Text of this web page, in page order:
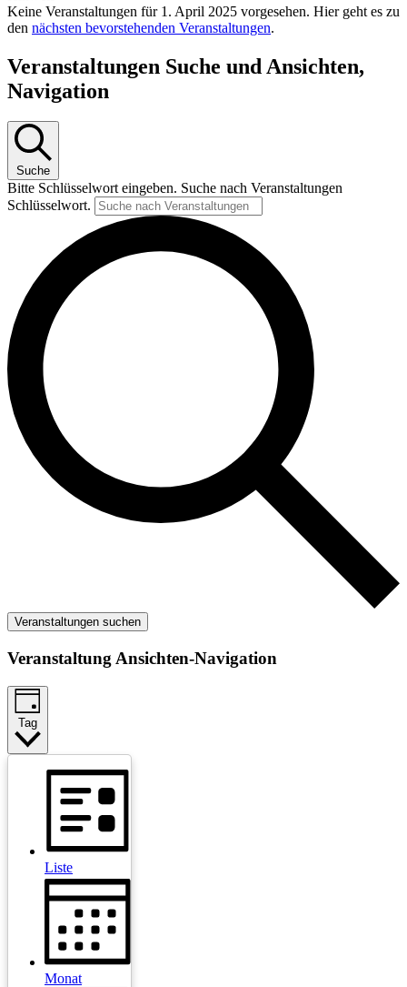
Keine Veranstaltungen für 1. April 2025 vorgesehen. Hier geht es zu
den nächsten bevorstehenden Veranstaltungen.
Veranstaltungen Suche und Ansichten,
Navigation
Suche
Bitte Schlüsselwort eingeben. Suche nach Veranstaltungen
Schlüsselwort.
Veranstaltungen suchen
Veranstaltung Ansichten-Navigation
Tag
Liste
Monat